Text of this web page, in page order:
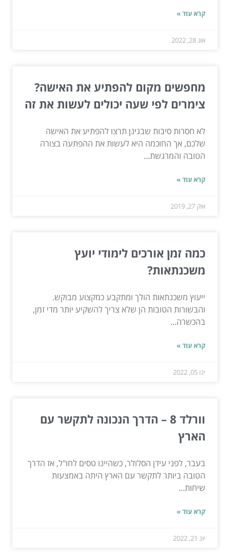
קרא עוד »
אוג 28, 2022
מחפשים מקום להפתיע את האישה?
צימרים לפי שעה יכולים לעשות את זה
לא חסרות סיבות שבגינן תרצו להפתיע את האישה
שלכם, אך החוכמה היא לעשות את ההפתעה בצורה
הטובה והמרגשת...
קרא עוד »
אוק 27, 2019
כמה זמן אורכים לימודי יועץ
משכנתאות?
ייעוץ משכנתאות הולך ומתקבע כמקצוע מבוקש.
והבשורות הטובות הן שלא צריך להשקיע יותר מדי זמן,
בהכשרה...
קרא עוד »
ינו 05, 2022
וורלד 8 – הדרך הנכונה לתקשר עם
הארץ
בעבר, לפני עידן הסלולר, כשהיינו טסים לחו"ל, אז הדרך
הטובה ביותר לתקשר עם הארץ היתה באמצעות
שיחות...
קרא עוד »
יונ 21, 2022